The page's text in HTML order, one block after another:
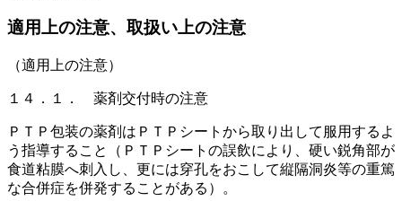
適用上の注意、取扱い上の注意
（適用上の注意）
１４．１． 薬剤交付時の注意
ＰＴＰ包装の薬剤はＰＴＰシートから取り出して服用するよ
う指導すること（ＰＴＰシートの誤飲により、硬い鋭角部が
食道粘膜へ刺入し、更には穿孔をおこして縦隔洞炎等の重篤
な合併症を併発することがある）。